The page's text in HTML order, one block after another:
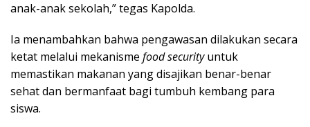
anak-anak sekolah,” tegas Kapolda.
Ia menambahkan bahwa pengawasan dilakukan secara
ketat melalui mekanisme food securityuntuk
memastikan makanan yang disajikan benar-benar
sehat dan bermanfaat bagi tumbuh kembang para
siswa.